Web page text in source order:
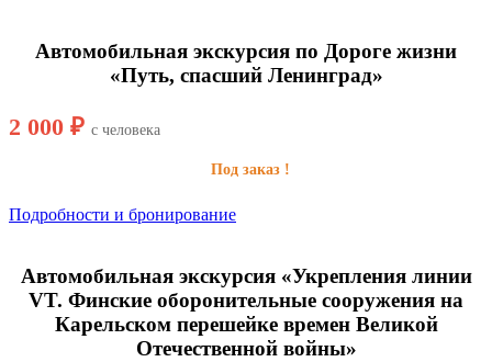
Автомобильная экскурсия по Дороге жизни
«Путь, спасший Ленинград»
2 000 ₽ с человека
Под заказ !
Подробности и бронирование
Автомобильная экскурсия «Укрепления линии
VT. Финские оборонительные сооружения на
Карельском перешейке времен Великой
Отечественной войны»